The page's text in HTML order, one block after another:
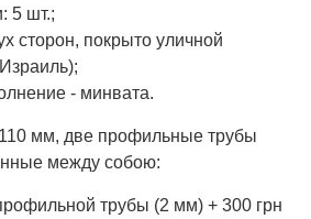
5 шт.;
сторон, покрыто уличной
- минвата.
мм, две профильные трубы
между собою:
трубы (2 мм) + 300 грн